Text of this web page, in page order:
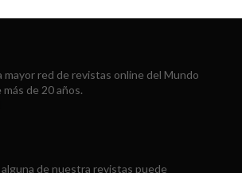
mayor red de revistas online del Mundo
de 20 años.
de nuestra revistas puede